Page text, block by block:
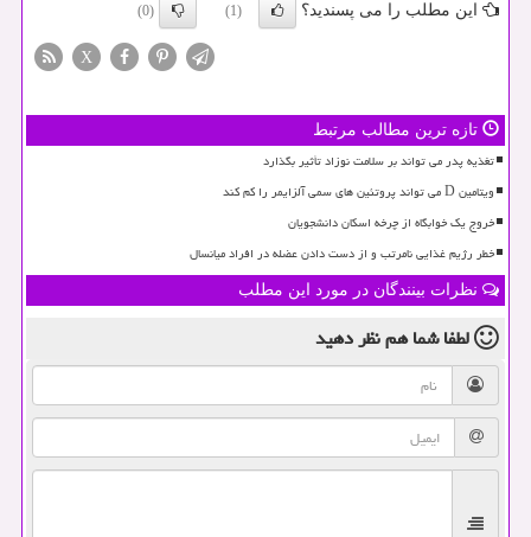
این مطلب را می پسندید؟ (1)
(0)
X
تازه ترین مطالب مرتبط
تغذیه پدر می تواند بر سلامت نوزاد تأثیر بگذارد
ویتامین D می تواند پروتئین های سمی آلزایمر را کم کند
خروج یک خوابگاه از چرخه اسکان دانشجویان
خطر رژیم غذایی نامرتب و از دست دادن عضله در افراد میانسال
نظرات بینندگان در مورد این مطلب
لطفا شما همنظر دهید